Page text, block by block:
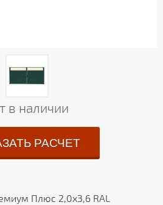
в наличии
РАСЧЕТ
Плюс 2,0х3,6 RAL